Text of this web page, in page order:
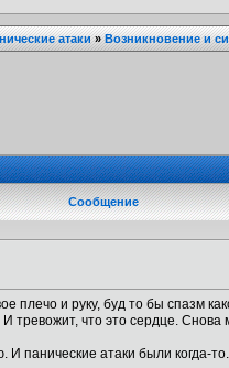
атаки»Возникновение и
Сообщение
плечо и руку, буд то бы спазм
тревожит, что это сердце.
панические атаки были когда-